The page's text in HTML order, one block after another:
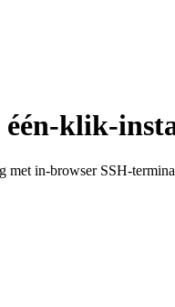
klik-
in-browser SSH-